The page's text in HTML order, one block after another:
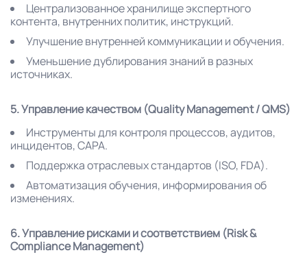
Централизованное хранилище экспертного
контента, внутренних политик, инструкций.
Улучшение внутренней коммуникации и обучения.
Уменьшение дублирования знаний в разных
источниках.
5. Управление качеством (Quality Management / QMS)
Инструменты для контроля процессов, аудитов,
инцидентов, CAPA.
Поддержка отраслевых стандартов (ISO, FDA).
Автоматизация обучения, информирования об
изменениях.
6. Управление рисками и соответствием (Risk &
Compliance Management)